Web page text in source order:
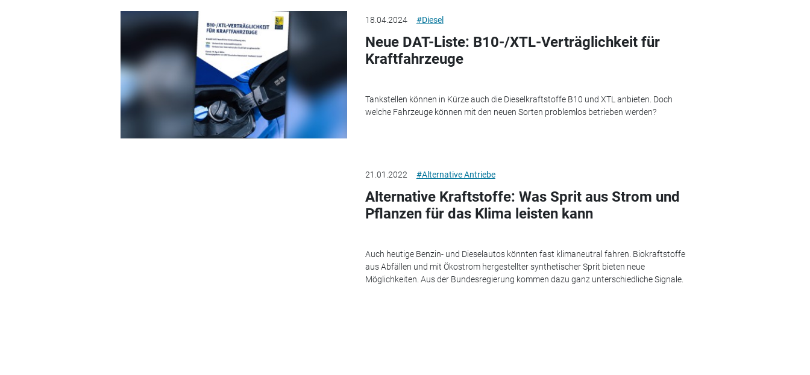
18.04.2024 #Diesel
Neue DAT-Liste: B10-/XTL-Verträglichkeit für
Kraftfahrzeuge
Tankstellen können in Kürze auch die Dieselkraftstoffe B10 und XTL anbieten. Doch
welche Fahrzeuge können mit den neuen Sorten problemlos betrieben werden?
21.01.2022 #Alternative Antriebe
Alternative Kraftstoffe: Was Sprit aus Strom und
Pflanzen für das Klima leisten kann
Auch heutige Benzin- und Dieselautos könnten fast klimaneutral fahren. Biokraftstoffe
aus Abfällen und mit Ökostrom hergestellter synthetischer Sprit bieten neue
Möglichkeiten. Aus der Bundesregierung kommen dazu ganz unterschiedliche Signale.